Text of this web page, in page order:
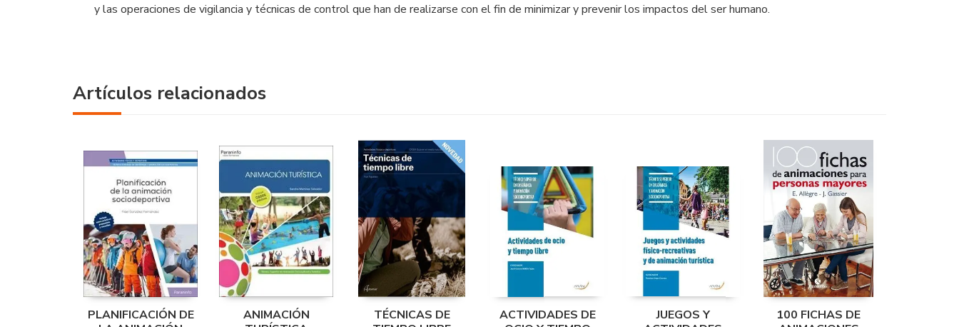
y las operaciones de vigilancia y técnicas de control que han de realizarse con el fin de minimizar y prevenir los impactos del ser humano.
Artículos relacionados
PLANIFICACIÓN DE
ANIMACIÓN
TÉCNICAS DE
ACTIVIDADES DE
JUEGOS Y
100 FICHAS DE